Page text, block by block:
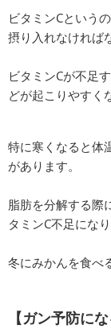
ビタミンCという
摂り入れなければ
ビタミンCが不足
どが起こりやすく
特に寒くなると体
があります。
脂肪を分解する際
タミンC不足になり
冬にみかんを食べ
【ガン予防に